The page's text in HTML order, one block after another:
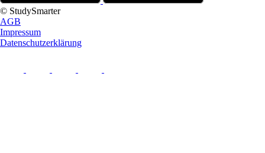
© StudySmarter
AGB
Impressum
Datenschutzerklärung